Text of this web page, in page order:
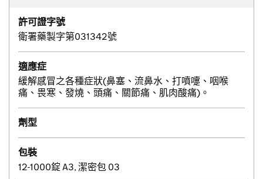
許可證字號
衛署藥製字第031342號
適應症
緩解感冒之各種症狀(鼻塞、流鼻水、打噴嚏、咽喉
痛、畏寒、發燒、頭痛、關節痛、肌肉酸痛)。
劑型
包裝
12-1000錠 A3, 潔密包 03